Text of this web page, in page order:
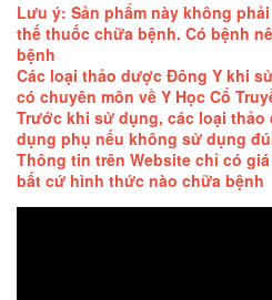
Lưu ý: Sản phẩm này không
thế thuốc chữa bệnh. Có bệnh
bệnh
Các loại thảo dược Đông Y khi
có chuyên môn về Y Học Cổ
Trước khi sử dụng, các loại
dụng phụ nếu không sử dụng
Thông tin trên Website chỉ có
bất cứ hình thức nào chữa bệnh